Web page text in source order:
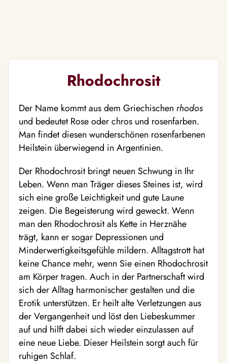
Rhodochrosit
Der Name kommt aus dem Griechischen rhodos
und bedeutet Rose oder chros und rosenfarben.
Man findet diesen wunderschönen rosenfarbenen
Heilstein überwiegend in Argentinien.
Der Rhodochrosit bringt neuen Schwung in Ihr
Leben. Wenn man Träger dieses Steines ist, wird
sich eine große Leichtigkeit und gute Laune
zeigen. Die Begeisterung wird geweckt. Wenn
man den Rhodochrosit als Kette in Herznähe
trägt, kann er sogar Depressionen und
Minderwertigkeitsgefühle mildern. Alltagstrott hat
keine Chance mehr, wenn Sie einen Rhodochrosit
am Körper tragen. Auch in der Partnerschaft wird
sich der Alltag harmonischer gestalten und die
Erotik unterstützen. Er heilt alte Verletzungen aus
der Vergangenheit und löst den Liebeskummer
auf und hilft dabei sich wieder einzulassen auf
eine neue Liebe. Dieser Heilstein sorgt auch für
ruhigen Schlaf.